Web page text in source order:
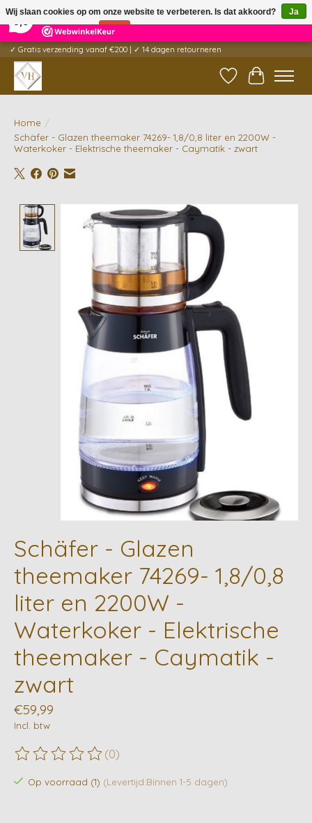
5 Reviews ×
✓ Gratis verzending vanaf €200 | ✓ 14 dagen retourneren
Verlanglijst
Home /
Schäfer - Glazen theemaker 74269- 1,8/0,8 liter en 2200W -
Waterkoker - Elektrische theemaker - Caymatik - zwart
Product image slideshow Items
Schäfer - Glazen
theemaker 74269- 1,8/0,8
liter en 2200W -
Waterkoker - Elektrische
theemaker - Caymatik -
zwart
€59,99
Incl. btw
De beoordeling van dit product is
(0)
Op voorraad (1) (Levertijd:Binnen 1-5 dagen)
Wij slaan cookies op om onze website te verbeteren. Is dat akkoord?
Ja
Nee